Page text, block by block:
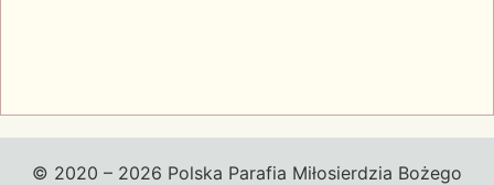
© 2020 – 2026 Polska Parafia Miłosierdzia Bożego